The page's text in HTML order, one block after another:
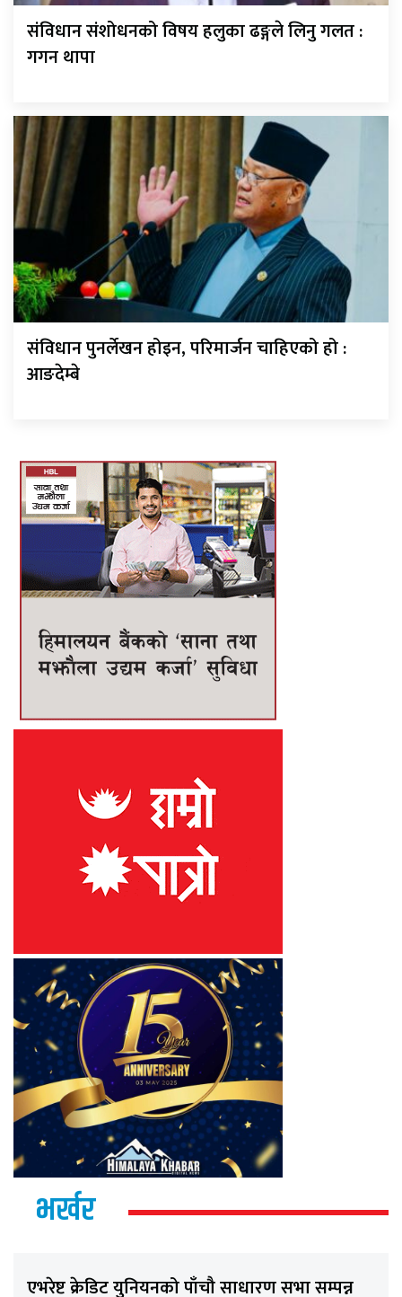
संविधान संशोधनको विषय हलुका ढङ्गले लिनु गलत :
गगन थापा
संविधान पुनर्लेखन होइन, परिमार्जन चाहिएको हो :
आङदेम्बे
भर्खर
एभरेष्ट क्रेडिट युनियनको पाँचौ साधारण सभा सम्पन्न